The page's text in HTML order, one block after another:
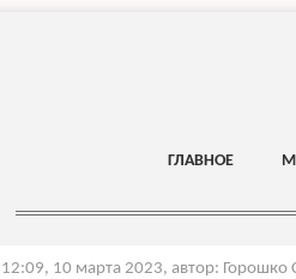
ГЛАВНОЕ
12:09, 10 марта 2023, автор: Горошко